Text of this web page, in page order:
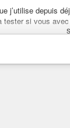
j’utilise depuis
si vous
web série
laffaire-thomas-j-4/